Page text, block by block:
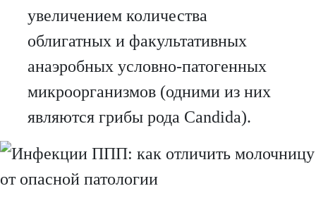
увеличением количества
облигатных и факультативных
анаэробных условно-патогенных
микроорганизмов (одними из них
являются грибы рода Candida).